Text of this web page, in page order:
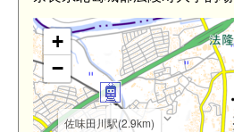
佐味田川駅(2.9km)
+
−